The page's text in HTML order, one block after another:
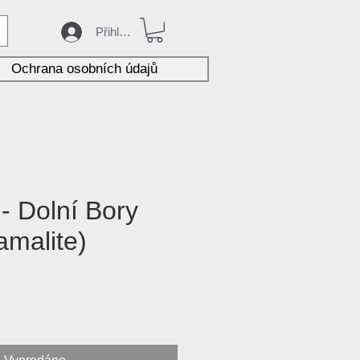
Přihlásit
Ochrana osobních údajů
Dolní Bory